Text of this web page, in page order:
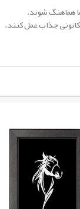
هماهنگ شوند.
جذاب عمل کنند.